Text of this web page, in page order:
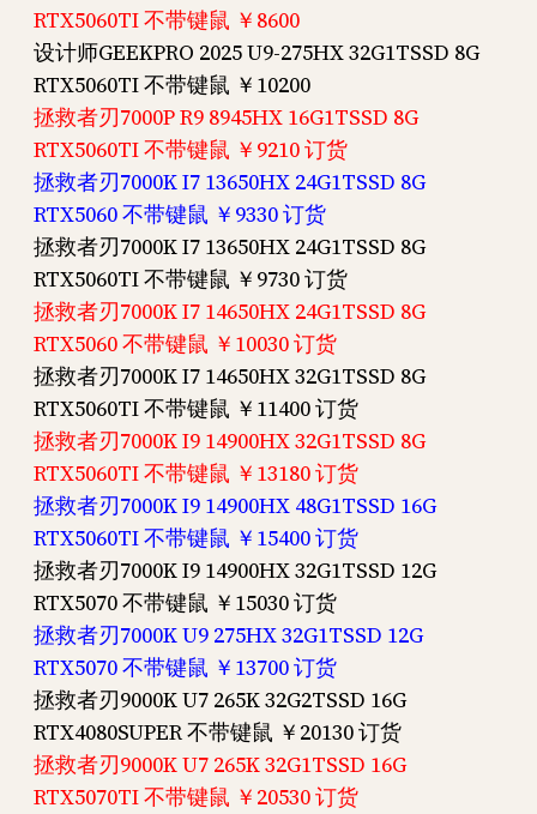
RTX5060TI 不带键鼠 ￥8600
设计师GEEKPRO 2025 U9-275HX 32G1TSSD 8G
RTX5060TI 不带键鼠 ￥10200
拯救者刃7000P R9 8945HX 16G1TSSD 8G
RTX5060TI 不带键鼠 ￥9210 订货
拯救者刃7000K I7 13650HX 24G1TSSD 8G
RTX5060 不带键鼠 ￥9330 订货
拯救者刃7000K I7 13650HX 24G1TSSD 8G
RTX5060TI 不带键鼠 ￥9730 订货
拯救者刃7000K I7 14650HX 24G1TSSD 8G
RTX5060 不带键鼠 ￥10030 订货
拯救者刃7000K I7 14650HX 32G1TSSD 8G
RTX5060TI 不带键鼠 ￥11400 订货
拯救者刃7000K I9 14900HX 32G1TSSD 8G
RTX5060TI 不带键鼠 ￥13180 订货
拯救者刃7000K I9 14900HX 48G1TSSD 16G
RTX5060TI 不带键鼠 ￥15400 订货
拯救者刃7000K I9 14900HX 32G1TSSD 12G
RTX5070 不带键鼠 ￥15030 订货
拯救者刃7000K U9 275HX 32G1TSSD 12G
RTX5070 不带键鼠 ￥13700 订货
拯救者刃9000K U7 265K 32G2TSSD 16G
RTX4080SUPER 不带键鼠 ￥20130 订货
拯救者刃9000K U7 265K 32G1TSSD 16G
RTX5070TI 不带键鼠 ￥20530 订货